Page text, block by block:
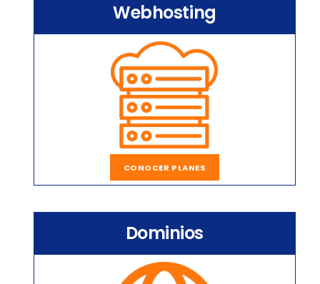
Webhosting
CONOCER PLANES
Dominios